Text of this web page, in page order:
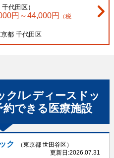
千代田区）
円～44,000円
（税
都 千代田区
ク/レディースドッ
約できる 医療施設
ク
（東京都 世田谷区）
更新日:2026.07.31